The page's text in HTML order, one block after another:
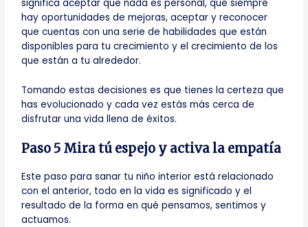
significa aceptar que nada es personal, que siempre
hay oportunidades de mejoras, aceptar y reconocer
que cuentas con una serie de habilidades que están
disponibles para tu crecimiento y el crecimiento de los
que están a tu alrededor.
Tomando estas decisiones es que tienes la certeza que
has evolucionado y cada vez estás más cerca de
disfrutar una vida llena de éxitos.
Paso 5 Mira tú espejo y activa la empatía
Este paso para sanar tu niño interior está relacionado
con el anterior, todo en la vida es significado y el
resultado de la forma en qué pensamos, sentimos y
actuamos.